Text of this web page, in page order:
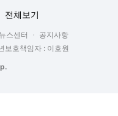
전체보기
스센터
공지사항
보호책임자 : 이호원